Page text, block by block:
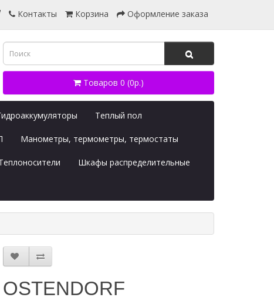
Контакты Корзина Оформление заказа
Товаров 0 (0р.)
Теплый пол
Манометры, термометры, термостаты
Шкафы распределительные
OSTENDORF